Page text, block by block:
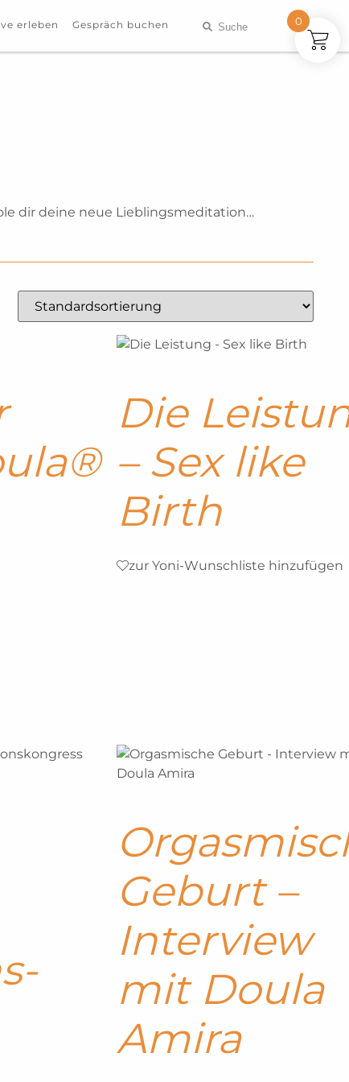
0
erleben Gespräch buchen
dir deine neue Lieblingsmeditation…
Die
– Sex like
Birth
zur Yoni-Wunschliste hinzufügen
Geburt –
Interview
mit Doula
Amira